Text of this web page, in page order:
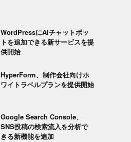
WordPressにAIチャットボッ
トを追加できる新サービスを提
供開始
HyperForm、制作会社向けホ
ワイトラベルプランを提供開始
Google Search Console、
SNS投稿の検索流入を分析で
きる新機能を追加